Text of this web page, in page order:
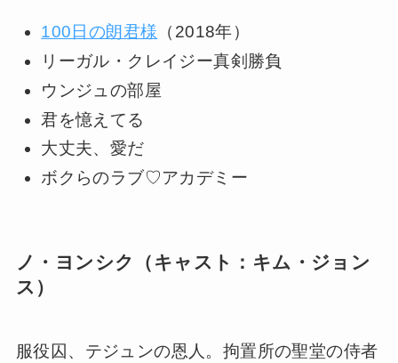
100日の朗君様 （2018年）
リーガル・クレイジー真剣勝負
ウンジュの部屋
君を憶えてる
大丈夫、愛だ
ボクらのラブ♡アカデミー
ノ・ヨンシク（キャスト：キム・ジョン
ス）
服役囚、テジュンの恩人。拘置所の聖堂の侍者